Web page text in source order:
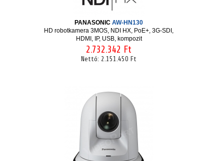
PANASONIC AW-HN130
HD robotkamera 3MOS, NDI HX, PoE+, 3G-SDI,
HDMI, IP, USB, kompozit
2.732.342 Ft
Nettó: 2.151.450 Ft